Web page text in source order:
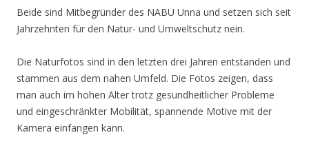
Beide sind Mitbegründer des NABU Unna und setzen sich seit
Jahrzehnten für den Natur- und Umweltschutz nein.
Die Naturfotos sind in den letzten drei Jahren entstanden und
stammen aus dem nahen Umfeld. Die Fotos zeigen, dass
man auch im hohen Alter trotz gesundheitlicher Probleme
und eingeschränkter Mobilität, spannende Motive mit der
Kamera einfangen kann.